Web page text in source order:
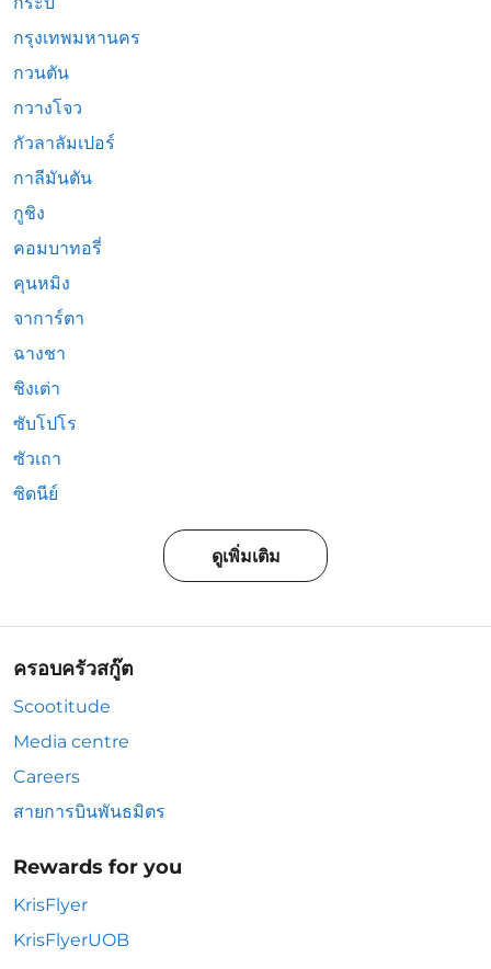
กรุงเทพมหานคร
กวนตัน
กวางโจว
กัวลาลัมเปอร์
กาลีมันตัน
กูชิง
คอมบาทอรี่
คุนหมิง
จาการ์ตา
ฉางชา
ชิงเต่า
ซับโปโร
ซัวเถา
ซิดนีย์
ดูเพิ่มเติม
ครอบครัวสกู๊ต
Scootitude
Media centre
Careers
สายการบินพันธมิตร
Rewards for you
KrisFlyer
KrisFlyerUOB